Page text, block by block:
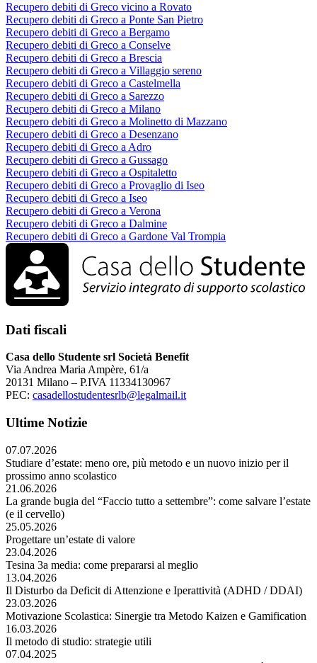
Recupero debiti di Greco vicino a Rovato
Recupero debiti di Greco a Ponte San Pietro
Recupero debiti di Greco a Bergamo
Recupero debiti di Greco a Conselve
Recupero debiti di Greco a Brescia
Recupero debiti di Greco a Villaggio sereno
Recupero debiti di Greco a Castelmella
Recupero debiti di Greco a Sarezzo
Recupero debiti di Greco a Milano
Recupero debiti di Greco a Molinetto di Mazzano
Recupero debiti di Greco a Desenzano
Recupero debiti di Greco a Adro
Recupero debiti di Greco a Gussago
Recupero debiti di Greco a Ospitaletto
Recupero debiti di Greco a Provaglio di Iseo
Recupero debiti di Greco a Iseo
Recupero debiti di Greco a Verona
Recupero debiti di Greco a Dalmine
Recupero debiti di Greco a Gardone Val Trompia
Dati fiscali
Casa dello Studente srl Società Benefit
Via Andrea Maria Ampère, 61/a
20131 Milano – P.IVA 11334130967
PEC: casadellostudentesrlb@legalmail.it
Ultime Notizie
07.07.2026
Studiare d’estate: meno ore, più metodo e un nuovo inizio per il
prossimo anno scolastico
21.06.2026
La grande bugia del “Faccio tutto a settembre”: come salvare l’estate
(e il cervello)
25.05.2026
Progettare un’estate di valore
23.04.2026
Tesina 3a media: come prepararsi al meglio
13.04.2026
Il Disturbo da Deficit di Attenzione e Iperattività (ADHD / DDAI)
23.03.2026
Motivazione Scolastica: Sinergie tra Metodo Kaizen e Gamification
16.03.2026
Il metodo di studio: strategie utili
07.04.2025